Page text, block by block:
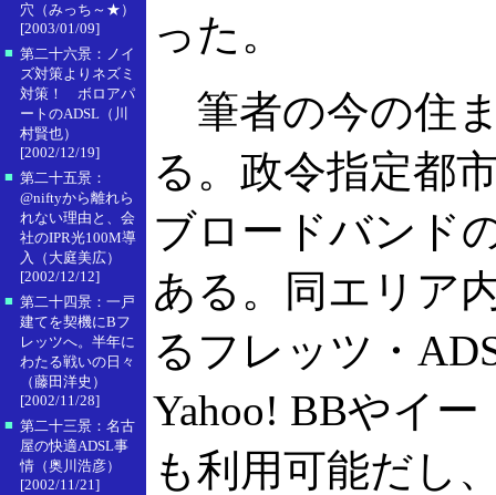
穴（みっち～★）
[2003/01/09]
■ 第二十六景：ノイ
ズ対策よりネズミ
対策！ ボロアパ
ートのADSL（川
村賢也）
[2002/12/19]
■ 第二十五景：
@niftyから離れら
れない理由と、会
社のIPR光100M導
入（大庭美広）
[2002/12/12]
■ 第二十四景：一戸
建てを契機にBフ
レッツへ。半年に
わたる戦いの日々
（藤田洋史）
[2002/11/28]
■ 第二十三景：名古
屋の快適ADSL事
情（奥川浩彦）
[2002/11/21]
った。
筆者の今の住
る。政令指定都
ブロードバンド
ある。同エリア
るフレッツ・
Yahoo! BBやイ
も利用可能だし